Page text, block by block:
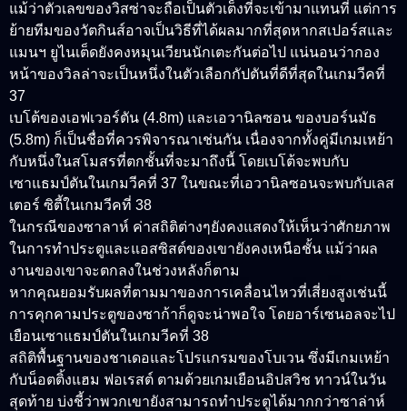
แม้ว่าตัวเลขของวิสซ่าจะถือเป็นตัวเต็งที่จะเข้ามาแทนที่ แต่การ
ย้ายทีมของวัตกินส์อาจเป็นวิธีที่ได้ผลมากที่สุดหากสเปอร์สและ
แมนฯ ยูไนเต็ดยังคงหมุนเวียนนักเตะกันต่อไป แน่นอนว่ากอง
หน้าของวิลล่าจะเป็นหนึ่งในตัวเลือกกัปตันที่ดีที่สุดในเกมวีคที่
37
เบโต้ของเอฟเวอร์ตัน (4.8m) และเอวานิลซอน ของบอร์นมัธ
(5.8m) ก็เป็นชื่อที่ควรพิจารณาเช่นกัน เนื่องจากทั้งคู่มีเกมเหย้า
กับหนึ่งในสโมสรที่ตกชั้นที่จะมาถึงนี้ โดยเบโต้จะพบกับ
เซาแธมป์ตันในเกมวีคที่ 37 ในขณะที่เอวานิลซอนจะพบกับเลส
เตอร์ ซิตี้ในเกมวีคที่ 38
ในกรณีของซาลาห์ ค่าสถิติต่างๆยังคงแสดงให้เห็นว่าศักยภาพ
ในการทำประตูและแอสซิสต์ของเขายังคงเหนือชั้น แม้ว่าผล
งานของเขาจะตกลงในช่วงหลังก็ตาม
หากคุณยอมรับผลที่ตามมาของการเคลื่อนไหวที่เสี่ยงสูงเช่นนี้
การคุกคามประตูของซาก้าก็ดูจะน่าพอใจ โดยอาร์เซนอลจะไป
เยือนเซาแธมป์ตันในเกมวีคที่ 38
สถิติพื้นฐานของชาเดอและโปรแกรมของโบเวน ซึ่งมีเกมเหย้า
กับน็อตติ้งแฮม ฟอเรสต์ ตามด้วยเกมเยือนอิปสวิช ทาวน์ในวัน
สุดท้าย บ่งชี้ว่าพวกเขายังสามารถทำประตูได้มากกว่าซาล่าห์